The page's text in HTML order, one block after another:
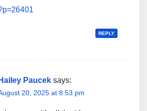
REPLY
Hailey Paucek says:
20, 2025 at 8:53 pm